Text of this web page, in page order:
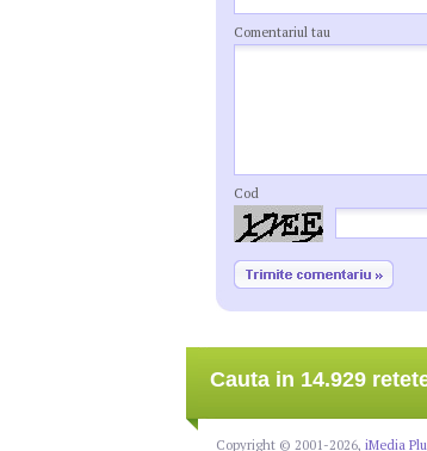
Comentariul tau
Cod
Cauta in 14.929
Copyright © 2001-2026, iMedia